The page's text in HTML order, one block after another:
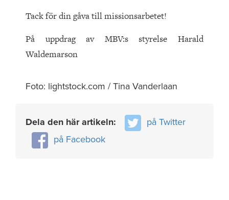
Tack för din gåva till missionsarbetet!
På uppdrag av MBV:s styrelse Harald
Waldemarson
Foto: lightstock.com / Tina Vanderlaan
Dela den här artikeln:
på Twitter
på Facebook